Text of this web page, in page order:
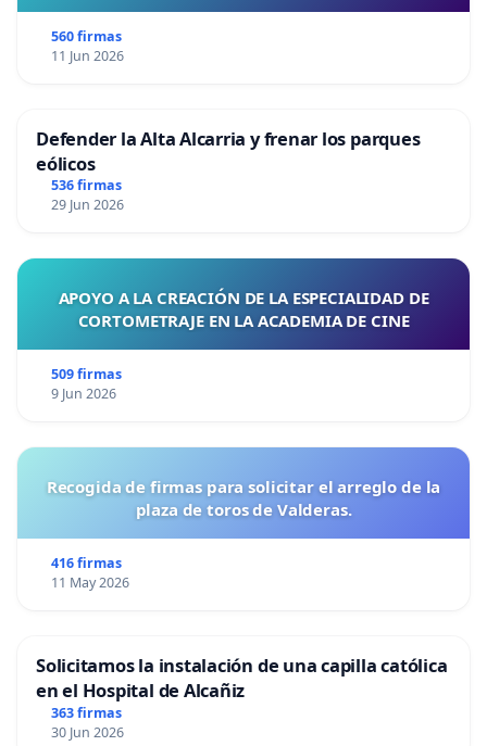
560 firmas
11 Jun 2026
Defender la Alta Alcarria y frenar los parques
eólicos
536 firmas
29 Jun 2026
APOYO A LA CREACIÓN DE LA ESPECIALIDAD DE
CORTOMETRAJE EN LA ACADEMIA DE CINE
509 firmas
9 Jun 2026
Recogida de firmas para solicitar el arreglo de la
plaza de toros de Valderas.
416 firmas
11 May 2026
Solicitamos la instalación de una capilla católica
en el Hospital de Alcañiz
363 firmas
30 Jun 2026